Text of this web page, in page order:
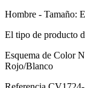
Hombre - Tamaño:
El tipo de producto
Esquema de Color
Rojo/Blanco